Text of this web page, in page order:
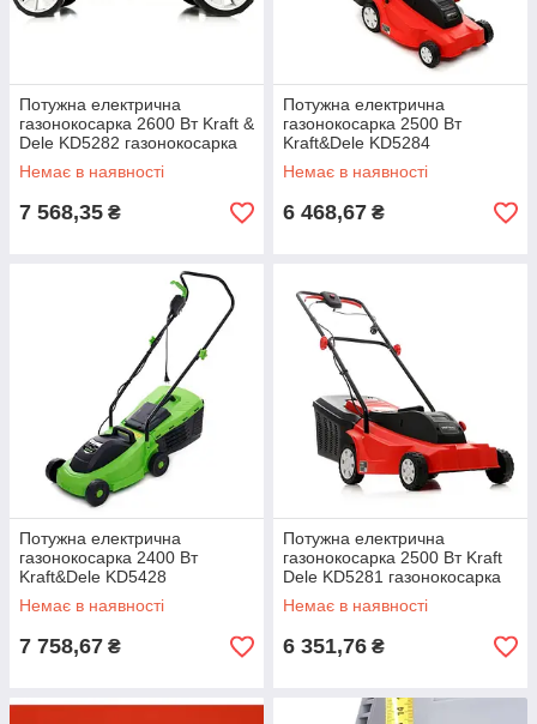
Потужна електрична
газонокосарка 2600 Вт Kraft &
Dele KD5282 газонокосарка
220в на колесах
Немає в наявності
7 568,35 ₴
Потужна електрична
газонокосарка 2500 Вт
Kraft&Dele KD5284
газонокосарка 220в на
колесах
Немає в наявності
6 468,67 ₴
Потужна електрична
газонокосарка 2400 Вт
Kraft&Dele KD5428
газонокосарка 220в на
колесах
Немає в наявності
7 758,67 ₴
Потужна електрична
газонокосарка 2500 Вт Kraft
Dele KD5281 газонокосарка
220в на колесах
Немає в наявності
6 351,76 ₴